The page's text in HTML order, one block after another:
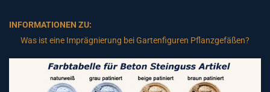
INFORMATIONEN ZU:
Was ist eine Imprägnierung bei Gartenfiguren Pflanzgefäßen?